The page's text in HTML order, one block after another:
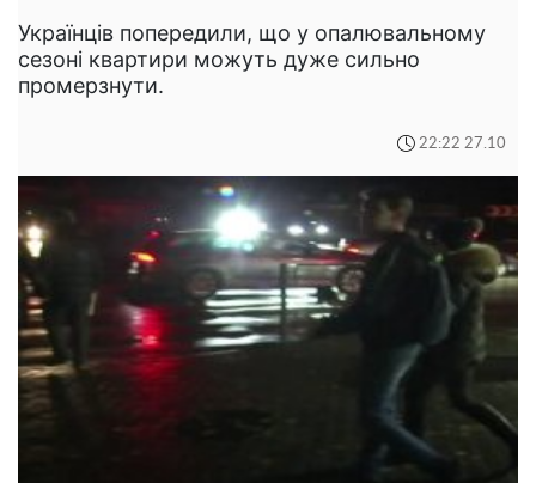
Українців попередили, що у опалювальному
сезоні квартири можуть дуже сильно
промерзнути.
22:22 27.10